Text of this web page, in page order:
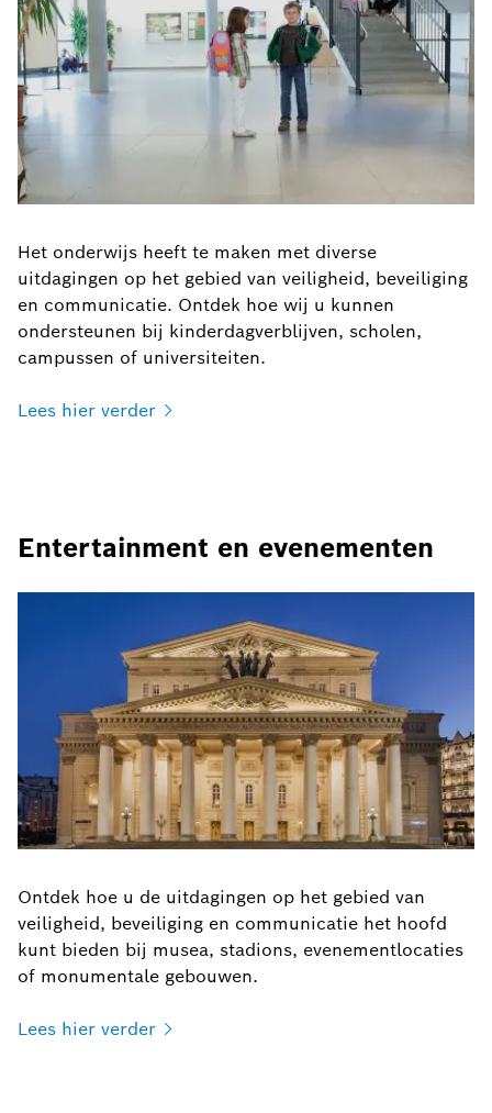
Het onderwijs heeft te maken met diverse
uitdagingen op het gebied van veiligheid, beveiliging
en communicatie. Ontdek hoe wij u kunnen
ondersteunen bij kinderdagverblijven, scholen,
campussen of universiteiten.
Lees hier verder
Entertainment en evenementen
Ontdek hoe u de uitdagingen op het gebied van
veiligheid, beveiliging en communicatie het hoofd
kunt bieden bij musea, stadions, evenementlocaties
of monumentale gebouwen.
Lees hier verder